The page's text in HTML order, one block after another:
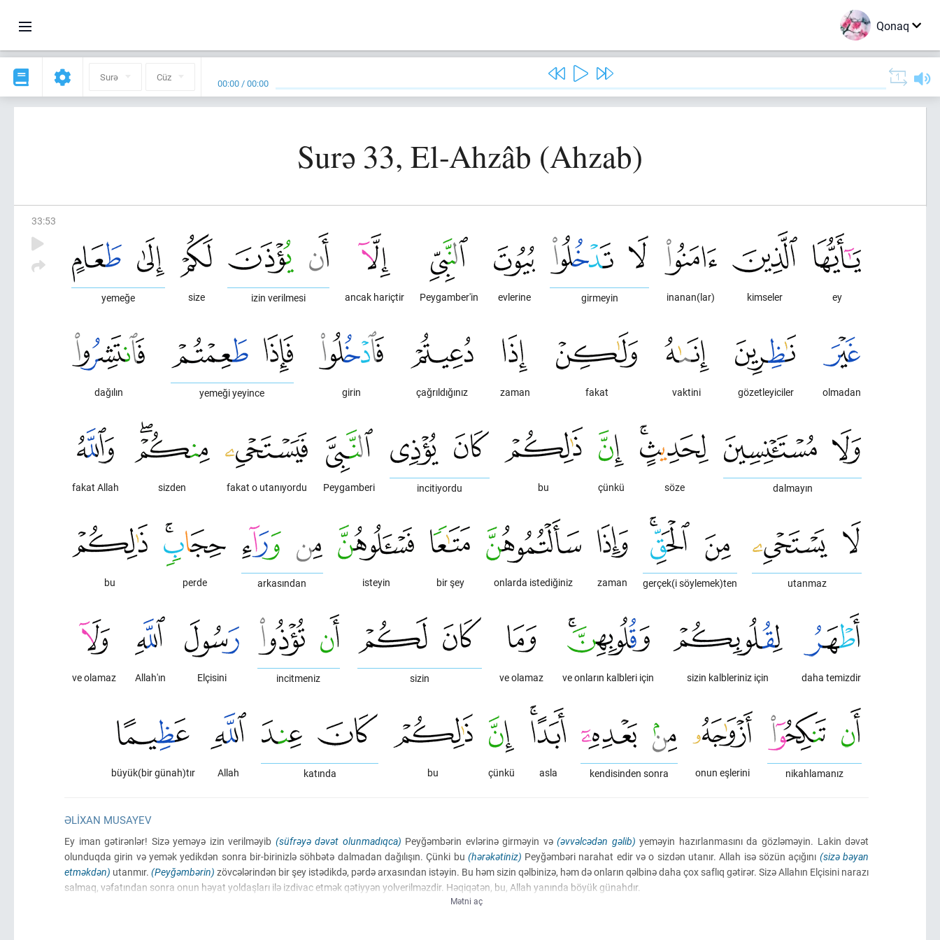
Qonaq
Surə Cüz 00:00 /00:00
Surə 33, El-Ahzâb (Ahzab)
33:53
ey
kimseler
inanan(lar)
girmeyin
evlerine
Peygamber'in
ancak hariçtir
izin verilmesi
size
yemeğe
olmadan
gözetleyiciler
vaktini
fakat
zaman
çağrıldığınız
girin
yemeği yeyince
dağılın
dalmayın
söze
çünkü
bu
incitiyordu
Peygamberi
fakat o utanıyordu
sizden
fakat Allah
utanmaz
gerçek(i söylemek)ten
zaman
onlarda istediğiniz
bir şey
isteyin
arkasından
perde
bu
daha temizdir
sizin kalbleriniz için
ve onların kalbleri için
ve olamaz
sizin
incitmeniz
Elçisini
Allah'ın
ve olamaz
nikahlamanız
onun eşlerini
kendisinden sonra
asla
çünkü
bu
katında
Allah
büyük(bir günah)tır
ƏLIXAN MUSAYEV
Ey iman gətirənlər! Sizə yeməyə izin verilməyib (süfrəyə dəvət olunmadıqca) Peyğəmbərin evlərinə girməyin və(əvvəlcədən gəlib) yeməyin hazırlanmasını da gözləməyin. Lakin dəvət
olunduqda girin və yemək yedikdən sonra bir-birinizlə söhbətə dalmadan dağılışın. Çünki bu (hərəkətiniz) Peyğəmbəri narahat edir və o sizdən utanır. Allah isə sözün açığını (sizə bəyan
etməkdən) utanmır. (Peyğəmbərin) zövcələrindən bir şey istədikdə, pərdə arxasından istəyin. Bu həm sizin qəlbinizə, həm də onların qəlbinə daha çox saflıq gətirər. Sizə Allahın Elçisini narazı
salmaq, vəfatından sonra onun həyat yoldaşları ilə izdivac etmək qətiyyən yolverilməzdir. Həqiqətən, bu, Allah yanında böyük günahdır.
Mətni aç